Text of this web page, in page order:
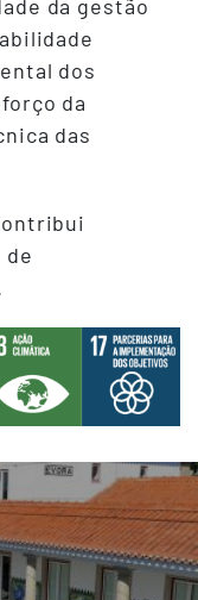
da gestão
dos
da
das
de